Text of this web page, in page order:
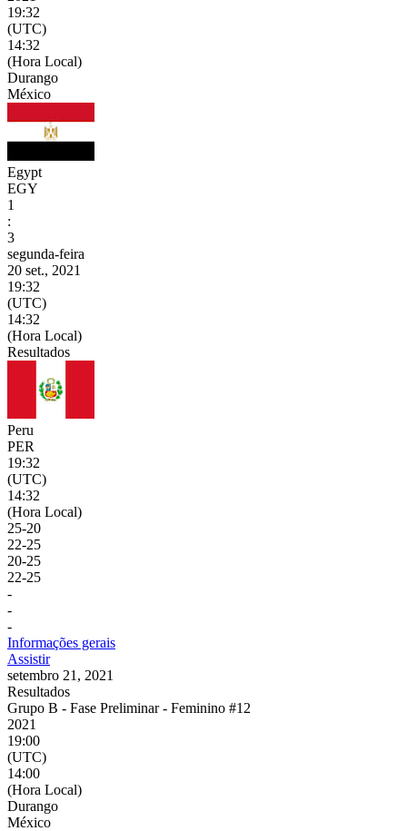
19:32
(UTC)
14:32
(Hora Local)
Durango
México
Egypt
EGY
1
:
3
segunda-feira
20 set., 2021
19:32
(UTC)
14:32
(Hora Local)
Resultados
Peru
PER
19:32
(UTC)
14:32
(Hora Local)
25-20
22-25
20-25
22-25
-
-
-
Informações gerais
Assistir
setembro 21, 2021
Resultados
Grupo B - Fase Preliminar - Feminino #12
2021
19:00
(UTC)
14:00
(Hora Local)
Durango
México